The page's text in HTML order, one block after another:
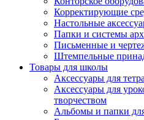
Корректирующие
Настольные
Папки и системы
Письменные и
Штемпельные
Товары для школы
Аксессуары для
Аксессуары для
творчеством
Альбомы и папки